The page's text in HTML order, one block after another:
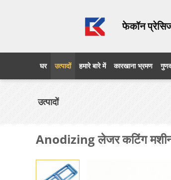
फेकॉन
घर उत्पादों हमारे बारे में कारखाना भ्रमण
उत्पादों
Anodizing लेजर कटिंग मशीन